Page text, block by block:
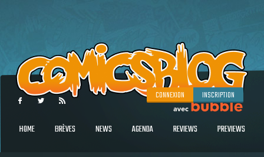
CONNEXION INSCRIPTION
HOME BRÈVES NEWS AGENDA REVIEWS PREVIEWS